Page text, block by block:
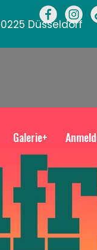
Düsseldorf
Galerie+